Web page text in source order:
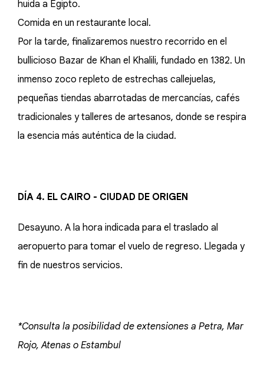
huida a Egipto.
Comida en un restaurante local.
Por la tarde, finalizaremos nuestro recorrido en el
bullicioso Bazar de Khan el Khalili, fundado en 1382. Un
inmenso zoco repleto de estrechas callejuelas,
pequeñas tiendas abarrotadas de mercancías, cafés
tradicionales y talleres de artesanos, donde se respira
la esencia más auténtica de la ciudad.
DÍA 4. EL CAIRO - CIUDAD DE ORIGEN
Desayuno. A la hora indicada para el traslado al
aeropuerto para tomar el vuelo de regreso. Llegada y
fin de nuestros servicios.
*Consulta la posibilidad de extensiones a Petra, Mar
Rojo, Atenas o Estambul